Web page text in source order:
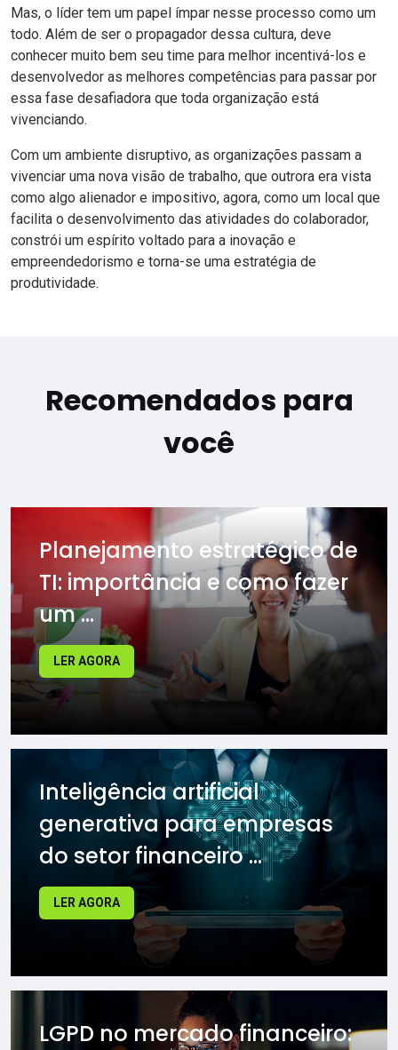
Mas, o líder tem um papel ímpar nesse processo como um
todo. Além de ser o propagador dessa cultura, deve
conhecer muito bem seu time para melhor incentivá-los e
desenvolvedor as melhores competências para passar por
essa fase desafiadora que toda organização está
vivenciando.
Com um ambiente disruptivo, as organizações passam a
vivenciar uma nova visão de trabalho, que outrora era vista
como algo alienador e impositivo, agora, como um local que
facilita o desenvolvimento das atividades do colaborador,
constrói um espírito voltado para a inovação e
empreendedorismo e torna-se uma estratégia de
produtividade.
Recomendados para
você
Planejamento estratégico de
TI: importância e como fazer
um ...
LER AGORA
Inteligência artificial
generativa para empresas
do setor financeiro ...
LER AGORA
LGPD no mercado financeiro: